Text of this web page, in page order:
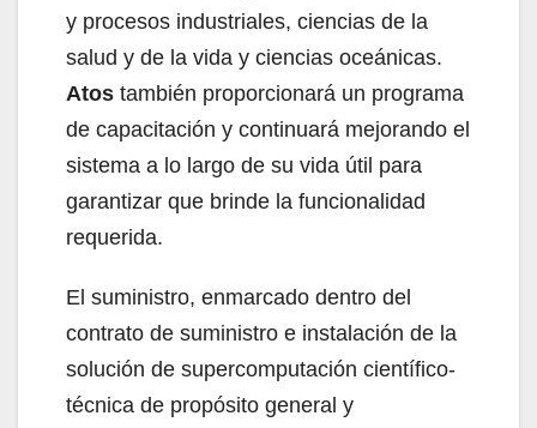
y procesos industriales, ciencias de la
salud y de la vida y ciencias oceánicas.
Atos también proporcionará un programa
de capacitación y continuará mejorando el
sistema a lo largo de su vida útil para
garantizar que brinde la funcionalidad
requerida.
El suministro, enmarcado dentro del
contrato de suministro e instalación de la
solución de supercomputación científico-
técnica de propósito general y